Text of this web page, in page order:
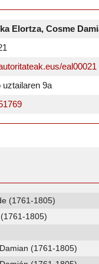
Elortza, Cosme
eal00021
uztailaren 9a
(1761-1805)
1805)
(1761-1805)